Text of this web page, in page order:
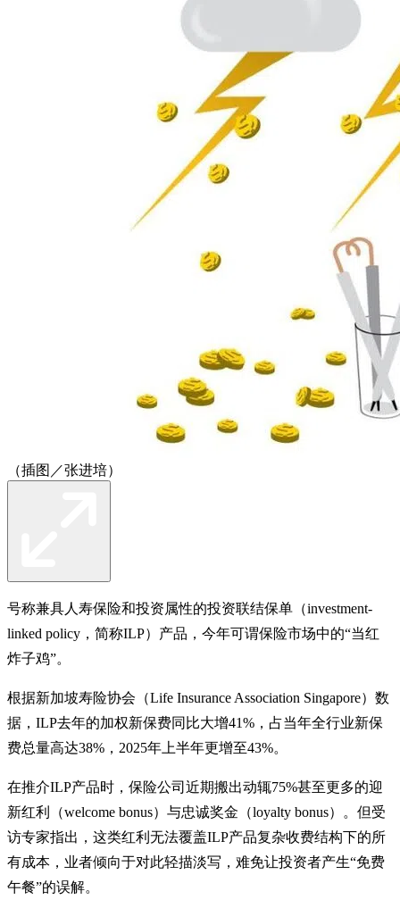
（插图／张进培）
号称兼具人寿保险和投资属性的投资联结保单（investment-
linked policy，简称ILP）产品，今年可谓保险市场中的“当红
炸子鸡”。
根据新加坡寿险协会（Life Insurance Association Singapore）数
据，ILP去年的加权新保费同比大增41%，占当年全行业新保
费总量高达38%，2025年上半年更增至43%。
在推介ILP产品时，保险公司近期搬出动辄75%甚至更多的迎
新红利（welcome bonus）与忠诚奖金（loyalty bonus）。但受
访专家指出，这类红利无法覆盖ILP产品复杂收费结构下的所
有成本，业者倾向于对此轻描淡写，难免让投资者产生“免费
午餐”的误解。